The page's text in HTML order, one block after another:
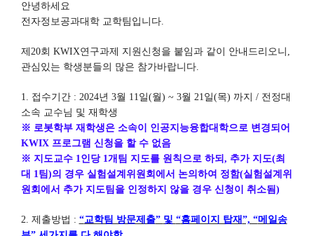
안녕하세요
전자정보공과대학 교학팀입니다.
제 20회 KWIX연구과제 지원신청을 붙임과 같이 안내드리오니 ,
관심있는 학생분들의 많은 참가바랍니다.
1. 접수기간 : 2024년 3월 11일(월) ~ 3월 21일(목) 까지 / 전정대
소속 교수님 및 재학생
※ 로봇학부 재학생은 소속이 인공지능융합대학으로 변경되어
KWIX 프로그램 신청을 할 수 없음
※ 지도교수 1인당 1개팀 지도를 원칙으로 하되 , 추가 지도(최
대 1팀)의 경우 실험설계위원회에서 논의하여 정함(실험설계위
원회에서 추가 지도팀을 인정하지 않을 경우 신청이 취소됨 )
2. 제출방법 : “교학팀 방문제출” 및 “홈페이지 탑재 ”, “메일송